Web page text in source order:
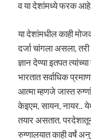
व या देशांमध्ये फरक आहे.
या देशांमधील काही
दर्जा चांगला असला, तरी
ज्ञान देण्या इतपत
भारतात सर्वाधिक
आत्मा म्हणजे जास्त
केइएम, सायन, नायर..
तयार असतात. परदेशातून
रुग्णालयात काही वर्षं